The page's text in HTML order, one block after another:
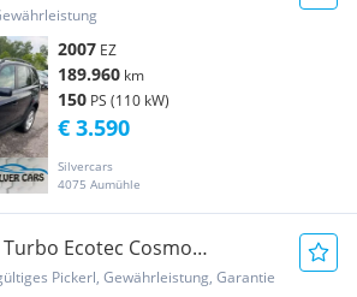
2007 EZ
189.960 km
150 PS (110 kW)
Silvercars
4075 Aumühle
€ 3.590
Ecotec Cosmo
Pickerl, Gewährleistung, Garantie